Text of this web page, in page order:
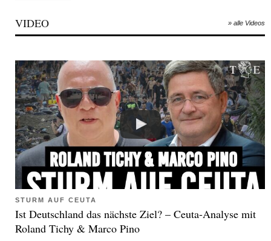
VIDEO » alle Videos
STURM AUF CEUTA
Ist Deutschland das nächste Ziel? – Ceuta-Analyse mit
Roland Tichy & Marco Pino